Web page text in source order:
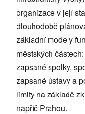
organizace v její
dlouhodobě
základní modely
městských
zapsané spolky,
zapsané ústavy a
limity na základě
napříč Prahou.